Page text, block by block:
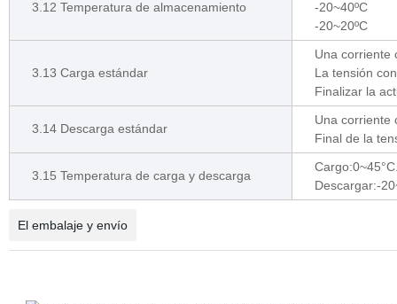
3.12 Temperatura de almacenamiento
-20~40ºC
-20~20ºC
3.13 Carga estándar
Una corriente
La tensión
Finalizar la
3.14 Descarga estándar
Una corriente
Final de la
3.15 Temperatura de carga y descarga
Descargar:-
El embalaje y envío